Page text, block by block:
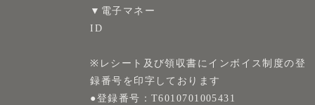
▼電子マネー
ID
※レシート及び領収書にインボイス制度の登
録番号を印字しております
●登録番号：T6010701005431